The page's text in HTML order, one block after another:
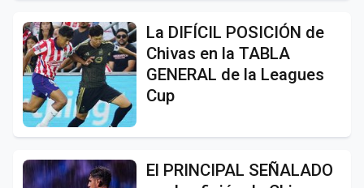
La DIFÍCIL POSICIÓN de
Chivas en la TABLA
GENERAL de la Leagues
Cup
El PRINCIPAL SEÑALADO